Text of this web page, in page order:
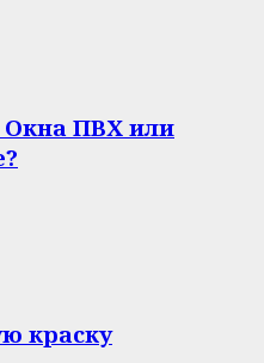
Окна ПВХ или
краску